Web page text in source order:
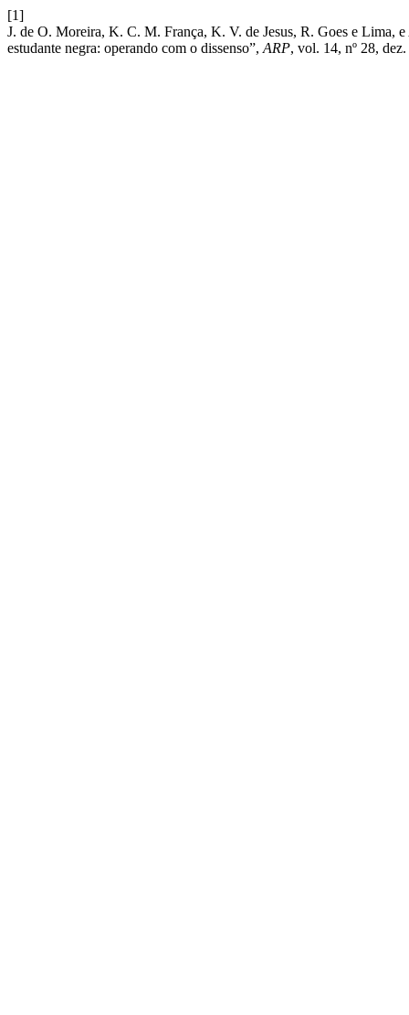
[1]
J. de O. Moreira, K. C. M. França, K. V. de Jesus, R. Goes e Lima,
estudante negra: operando com o dissenso”, ARP, vol. 14, nº 28,